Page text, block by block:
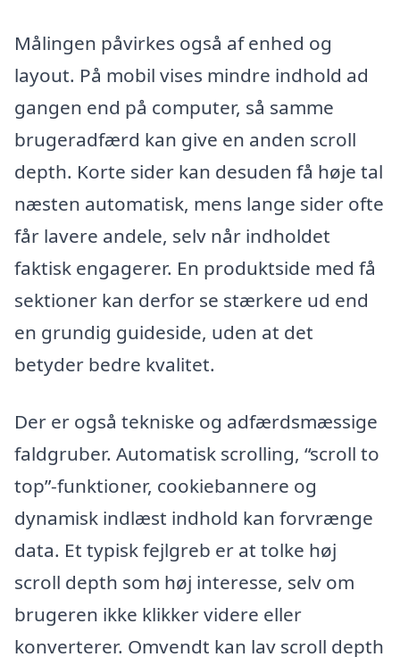
Målingen påvirkes også af enhed og
layout. På mobil vises mindre indhold ad
gangen end på computer, så samme
brugeradfærd kan give en anden scroll
depth. Korte sider kan desuden få høje tal
næsten automatisk, mens lange sider ofte
får lavere andele, selv når indholdet
faktisk engagerer. En produktside med få
sektioner kan derfor se stærkere ud end
en grundig guideside, uden at det
betyder bedre kvalitet.
Der er også tekniske og adfærdsmæssige
faldgruber. Automatisk scrolling, “scroll to
top”-funktioner, cookiebannere og
dynamisk indlæst indhold kan forvrænge
data. Et typisk fejlgreb er at tolke høj
scroll depth som høj interesse, selv om
brugeren ikke klikker videre eller
konverterer. Omvendt kan lav scroll depth